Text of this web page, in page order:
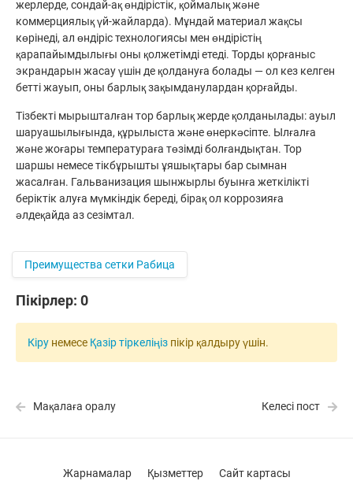
жерлерде, сондай-ақ өндірістік, қоймалық және
коммерциялық үй-жайларда). Мұндай материал жақсы
көрінеді, ал өндіріс технологиясы мен өндірістің
қарапайымдылығы оны қолжетімді етеді. Торды қорғаныс
экрандарын жасау үшін де қолдануға болады — ол кез келген
бетті жауып, оны барлық зақымданулардан қорғайды.
Тізбекті мырышталған тор барлық жерде қолданылады: ауыл
шаруашылығында, құрылыста және өнеркәсіпте. Ылғалға
және жоғары температураға төзімді болғандықтан. Тор
шаршы немесе тікбұрышты ұяшықтары бар сымнан
жасалған. Гальванизация шынжырлы буынға жеткілікті
беріктік алуға мүмкіндік береді, бірақ ол коррозияға
әлдеқайда аз сезімтал.
Преимущества сетки Рабица
Пікірлер: 0
Кіру немесе Қазір тіркеліңіз пікір қалдыру үшін.
Мақалаға оралу Келесі пост
Жарнамалар Қызметтер Сайт картасы